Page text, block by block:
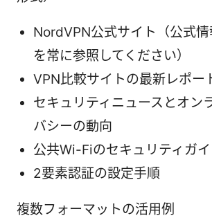
NordVPN公式サイト（公式
を常に参照してください）
VPN比較サイトの最新レポー
セキュリティニュースとオン
バシーの動向
公共Wi-Fiのセキュリティガ
2要素認証の設定手順
複数フォーマットの活用例